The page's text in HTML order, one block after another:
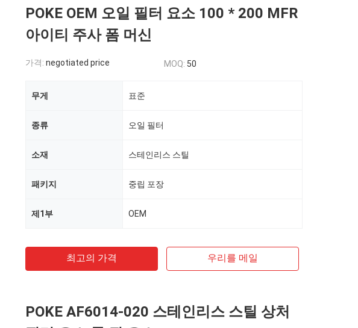
POKE OEM 오일 필터 요소 100 * 200 MFR
아이티 주사 폼 머신
가격: negotiated price MOQ: 50
무게 표준
종류 오일 필터
소재 스테인리스 스틸
패키지 중립 포장
제1부 OEM
최고의 가격 우리를 메일
POKE AF6014-020 스테인리스 스틸 상처